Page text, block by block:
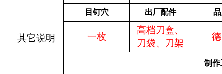
其它说明
目钉穴 出厂配件
一枚
高档刀盒、
刀袋、刀架
制作